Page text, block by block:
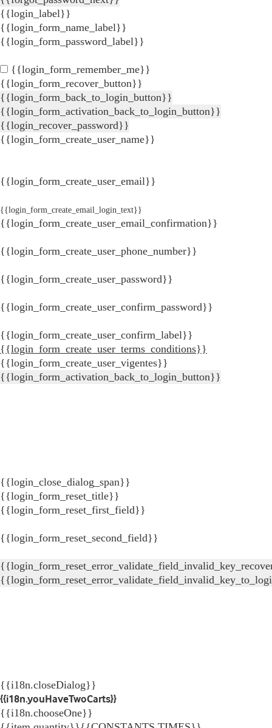
{{login_label}}
{{login_form_name_label}}
{{login_form_password_label}}
{{login_form_remember_me}}
{{login_form_recover_button}}
{{login_form_back_to_login_button}}
{{login_form_activation_back_to_login_button}}
{{login_recover_password}}
{{login_form_create_user_name}}
{{login_form_create_user_email}}
{{login_form_create_email_login_text}}
{{login_form_create_user_email_confirmation}}
{{login_form_create_user_phone_number}}
{{login_form_create_user_password}}
{{login_form_create_user_confirm_password}}
{{login_form_create_user_confirm_label}}
{{login_form_create_user_terms_conditions}}
{{login_form_create_user_vigentes}}
{{login_form_activation_back_to_login_button}}
{{login_close_dialog_span}}
{{login_form_reset_title}}
{{login_form_reset_first_field}}
{{login_form_reset_second_field}}
{{i18n.closeDialog}}
{{i18n.youHaveTwoCarts}}
{{i18n.chooseOne}}